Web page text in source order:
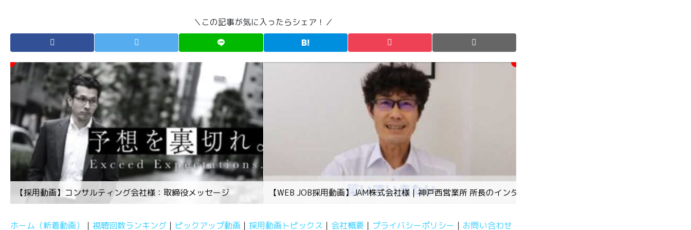
＼この記事が気に入ったらシェア！／
【WEB JOB採用動画】JAM株式会社様｜神戸西営業所 所長のインタビュー
【採用動画】コンサルティング会社様：取締役メッセージ
ホーム（新着動画） 視聴回数ランキング ピックアップ動画 採用動画トピックス 会社概要 プライバシーポリシー お問い合わせ